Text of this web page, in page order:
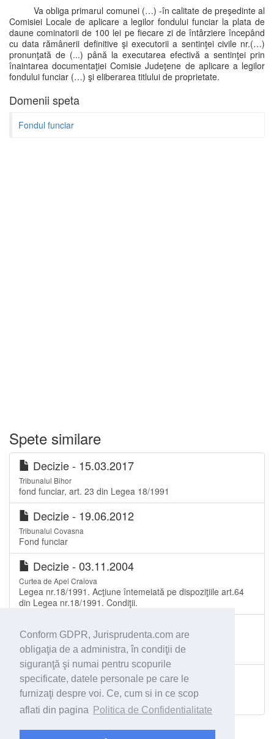
Conform GDPR, Jurisprudenta.com are
obligaţia de a administra, în condiţii de
siguranţă şi numai pentru scopurile
specificate, datele personale pe care le
furnizaţi despre voi. Ce, cum si in ce scop
aflati din pagina
Politica de Confidentialitate
Va obliga primarul comunei (…) -în calitate de preşedinte al
Comisiei Locale de aplicare a legilor fondului funciar la plata de
daune cominatorii de 100 lei pe fiecare zi de întârziere începând
cu data rămânerii definitive şi executorii a sentinţei civile nr.(…)
pronunţată de (...) până la executarea efectivă a sentinţei prin
înaintarea documentaţiei Comisie Judeţene de aplicare a legilor
fondului funciar (…) şi eliberarea titlului de proprietate.
Domenii speta
Fondul funciar
Spete similare
Decizie - 15.03.2017
Tribunalul Bihor
fond funciar, art. 23 din Legea 18/1991
Decizie - 19.06.2012
Tribunalul Covasna
Fond funciar
Decizie - 03.11.2004
Curtea de Apel Craiova
Legea nr.18/1991. Acţiune întemeiată pe dispoziţiile art.64
din Legea nr.18/1991. Condiţii.
Decizie - 04.05.2010
Fond Funciar
Sentinţă civilă - 24.10.2011
Judecătoria Sectorul 4 București
fond funciar